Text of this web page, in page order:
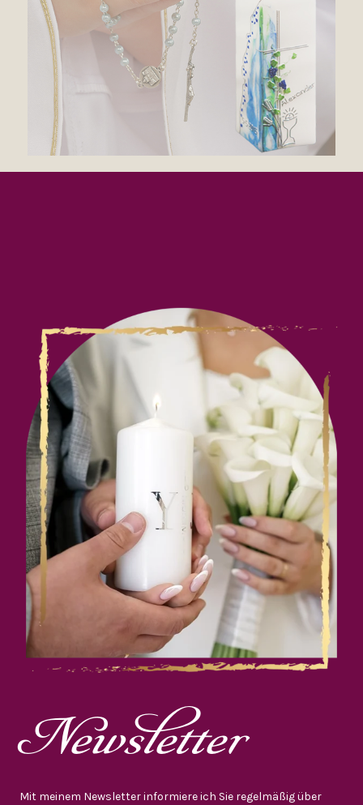
Newsletter
Mit meinem Newsletter informiere ich Sie regelmäßig über